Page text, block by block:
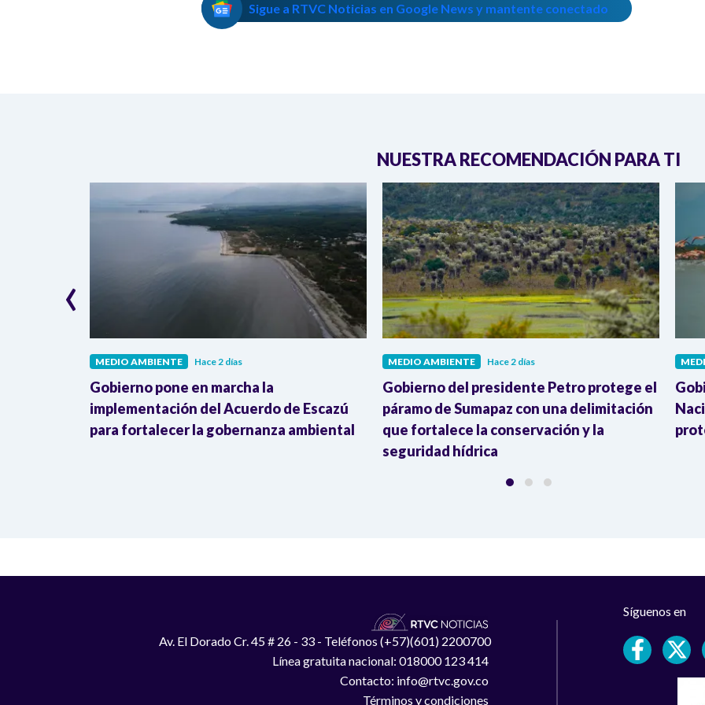
Sigue a RTVC Noticias en Google News y mantente conectado
NUESTRA RECOMENDACIÓN PARA TI
MEDIO AMBIENTE Hace 2 días
Gobierno pone en marcha la
implementación del Acuerdo de Escazú
para fortalecer la gobernanza ambiental
MEDIO AMBIENTE Hace 2 días
Gobierno del presidente Petro protege el
páramo de Sumapaz con una delimitación
que fortalece la conservación y la
seguridad hídrica
‹
Av. El Dorado Cr. 45 # 26 - 33 - Teléfonos (+57)(601) 2200700
Línea gratuita nacional: 018000 123 414
Contacto: info@rtvc.gov.co
Términos y condiciones
Síguenos en